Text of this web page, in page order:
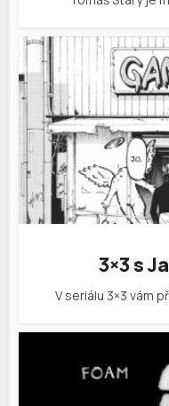
3×3 s
V seriálu 3×3 vám